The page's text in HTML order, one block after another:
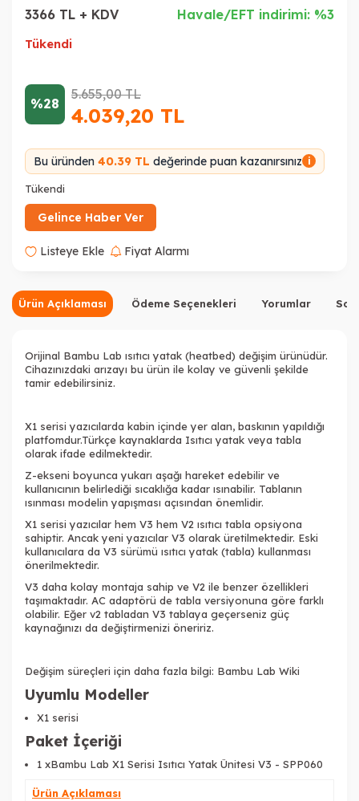
3366 TL + KDV
Havale/EFT indirimi: %3
Tükendi
%28
5.655,00TL
4.039,20 TL
Bu üründen 40.39 TL değerinde puan kazanırsınız i
Tükendi
Gelince Haber Ver
Listeye Ekle Fiyat Alarmı
Ürün Açıklaması Ödeme Seçenekleri Yorumlar
Orijinal Bambu Lab ısıtıcı yatak (heatbed) değişim ürünüdür.
Cihazınızdaki arızayı bu ürün ile kolay ve güvenli şekilde
tamir edebilirsiniz.
X1 serisi yazıcılarda kabin içinde yer alan, baskının yapıldığı
platfomdur.Türkçe kaynaklarda Isıtıcı yatak veya tabla
olarak ifade edilmektedir.
Z-ekseni boyunca yukarı aşağı hareket edebilir ve
kullanıcının belirlediği sıcaklığa kadar ısınabilir. Tablanın
ısınması modelin yapışması açısından önemlidir.
X1 serisi yazıcılar hem V3 hem V2 ısıtıcı tabla opsiyona
sahiptir. Ancak yeni yazıcılar V3 olarak üretilmektedir. Eski
kullanıcılara da V3 sürümü ısıtıcı yatak (tabla) kullanması
önerilmektedir.
V3 daha kolay montaja sahip ve V2 ile benzer özellikleri
taşımaktadır. AC adaptörü de tabla versiyonuna göre farklı
olabilir. Eğer v2 tabladan V3 tablaya geçerseniz güç
kaynağınızı da değiştirmenizi öneririz.
Değişim süreçleri için daha fazla bilgi: Bambu Lab Wiki
Uyumlu Modeller
X1 serisi
Paket İçeriği
1 xBambu Lab X1 Serisi Isıtıcı Yatak Ünitesi V3 - SPP060
Ürün Açıklaması